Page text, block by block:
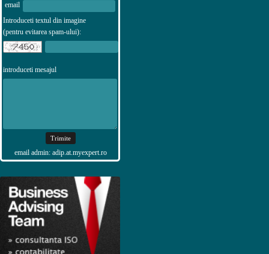
email
Introduceti textul din imagine
(pentru evitarea spam-ului):
introduceti mesajul
email admin: adip.at.myexpert.ro